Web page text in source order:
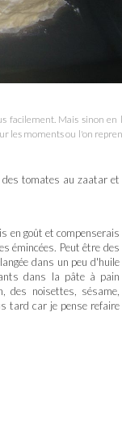
facilement. Mais sinon en
les moments ou l'on
des tomates au zaatar et
en goût et compenserais
émincées. Peut être des
dans un peu d'huile
dans la pâte à pain
des noisettes, sésame,
tard car je pense refaire